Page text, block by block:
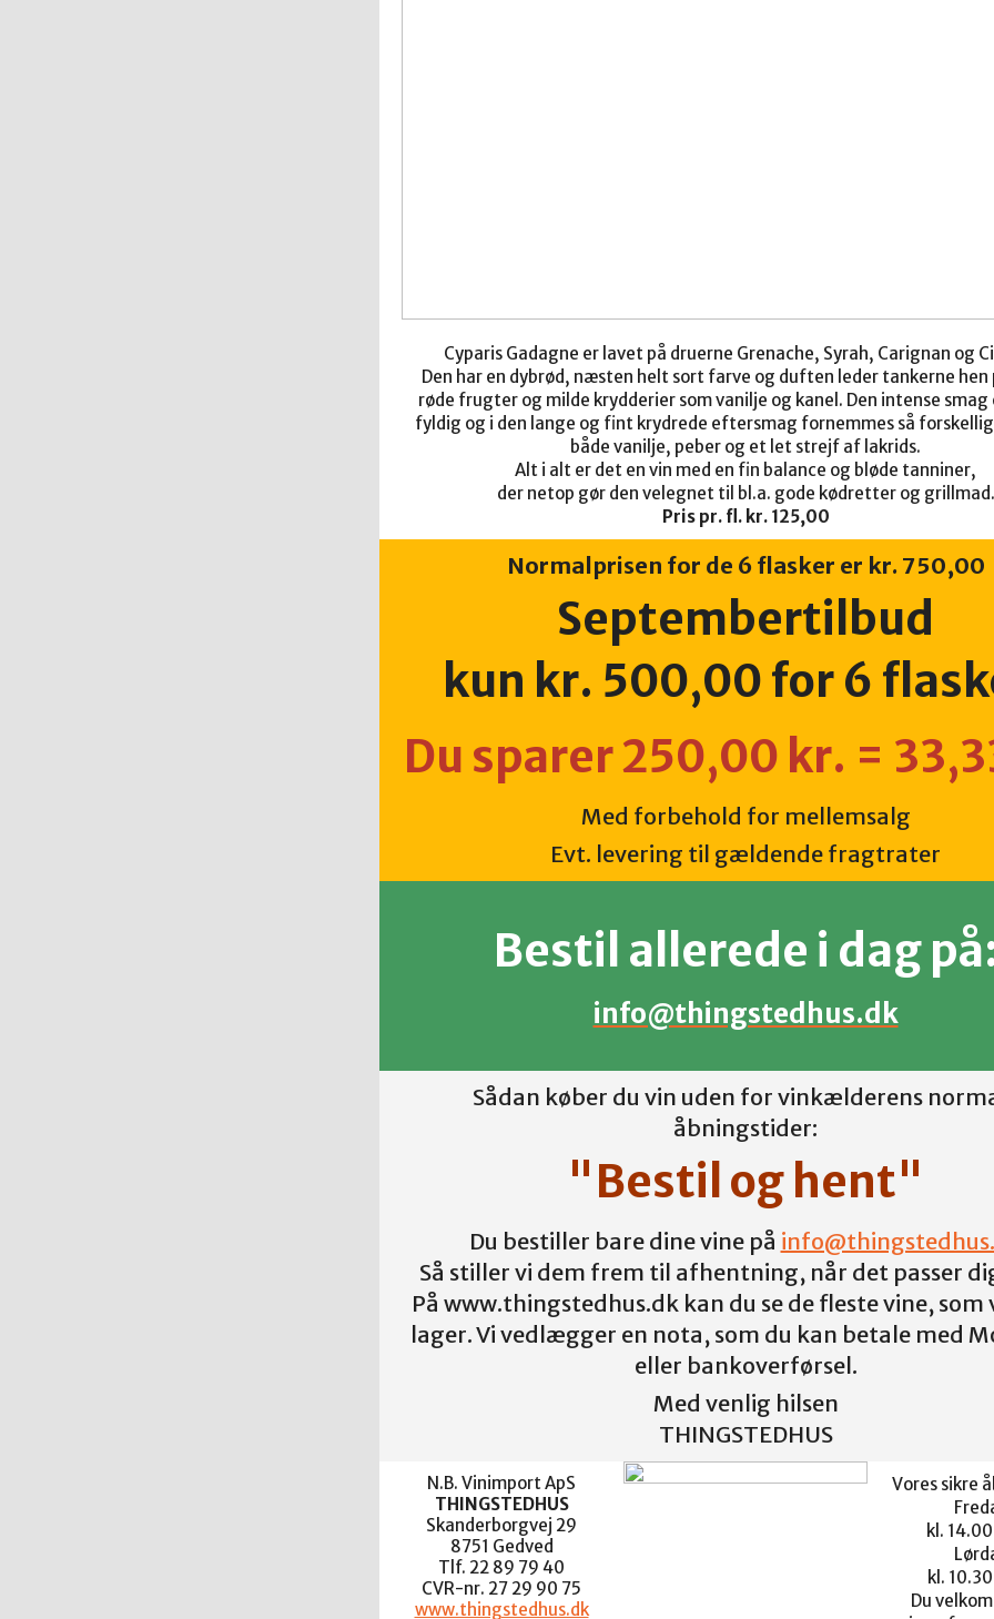
Cyparis Gadagne er lavet på druerne Grenache, Syrah, Carignan og
Den har en dybrød, næsten helt sort farve og duften leder tankerne hen
røde frugter og milde krydderier som vanilje og kanel. Den intense smag
fyldig og i den lange og fint krydrede eftersmag fornemmes så
både vanilje, peber og et let strejf af lakrids.
Alt i alt er det en vin med en fin balance og bløde tanniner,
der netop gør den velegnet til bl.a. gode kødretter og grillmad.
Pris pr. fl. kr. 125,00
Normalprisen for de 6 flasker er kr. 750,00
Septembertilbud
kun kr. 500,00 for 6
Du sparer 250,00 kr. =
Med forbehold for mellemsalg
Evt. levering til gældende fragtrater
Bestil allerede i dag
info@thingstedhus.dk
Sådan køber du vin uden for vinkælderens
åbningstider:
"Bestil og hent"
Du bestiller bare dine vine på
Så stiller vi dem frem til afhentning, når det passer
På www.thingstedhus.dk kan du se de fleste vine, som
lager. Vi vedlægger en nota, som du kan betale med
eller bankoverførsel.
Med venlig hilsen
THINGSTEDHUS
N.B. Vinimport ApS
THINGSTEDHUS
Skanderborgvej 29
8751 Gedved
Tlf. 22 89 79 40
CVR-nr. 27 29 90 75
www.thingstedhus.dk
Vores sikre
kl.
kl.
Du